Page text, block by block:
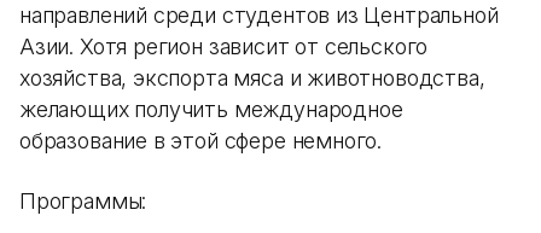
направлений среди студентов из Центральной
Азии. Хотя регион зависит от сельского
хозяйства, экспорта мяса и животноводства,
желающих получить международное
образование в этой сфере немного.
Программы: